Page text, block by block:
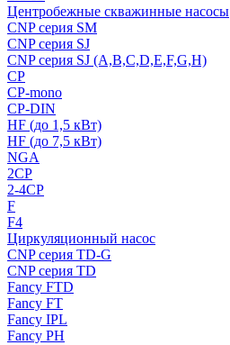
Центробежные скважинные насосы
CNP серия SM
CNP серия SJ
CNP серия SJ (A,B,C,D,E,F,G,H)
CP
CP-mono
CP-DIN
HF (до 1,5 кВт)
HF (до 7,5 кВт)
NGA
2CP
2-4CP
F
F4
Циркуляционный насос
CNP серия TD-G
CNP серия TD
Fancy FTD
Fancy FT
Fancy IPL
Fancy PH